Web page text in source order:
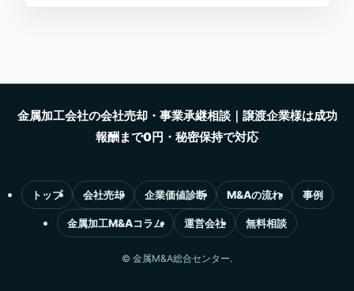
トップ 会社売却 企業価値診断 M&Aの流れ 事例
金属加工M&Aコラム 運営会社 無料相談
© 金属M&A総合センター.